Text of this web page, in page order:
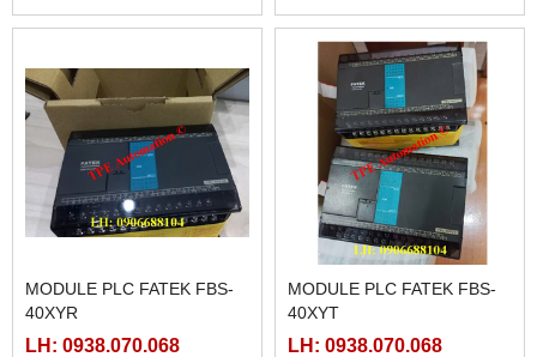
MODULE PLC FATEK FBS-
40XYR
LH: 0938.070.068
MODULE PLC FATEK FBS-
40XYT
LH: 0938.070.068